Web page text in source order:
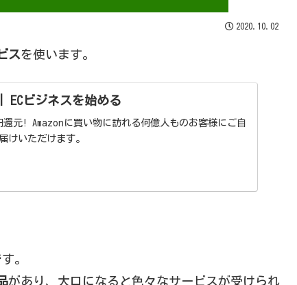
2020.10.02
スを使います。
ECビジネスを始める
元! Amazonに買い物に訪れる何億人ものお客様にご自
けいただけます。
。
があり、大口になると色々なサービスが受けられ